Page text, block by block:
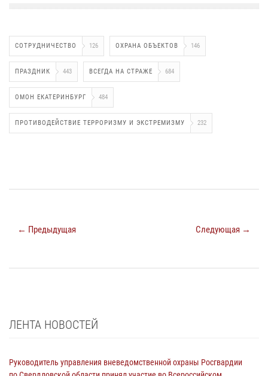
СОТРУДНИЧЕСТВО 126 ОХРАНА ОБЪЕКТОВ 146
ПРАЗДНИК 443 ВСЕГДА НА СТРАЖЕ 684
ОМОН ЕКАТЕРИНБУРГ 484
ПРОТИВОДЕЙСТВИЕ ТЕРРОРИЗМУ И ЭКСТРЕМИЗМУ 232
← Предыдущая Следующая →
ЛЕНТА НОВОСТЕЙ
Руководитель управления вневедомственной охраны Росгвардии